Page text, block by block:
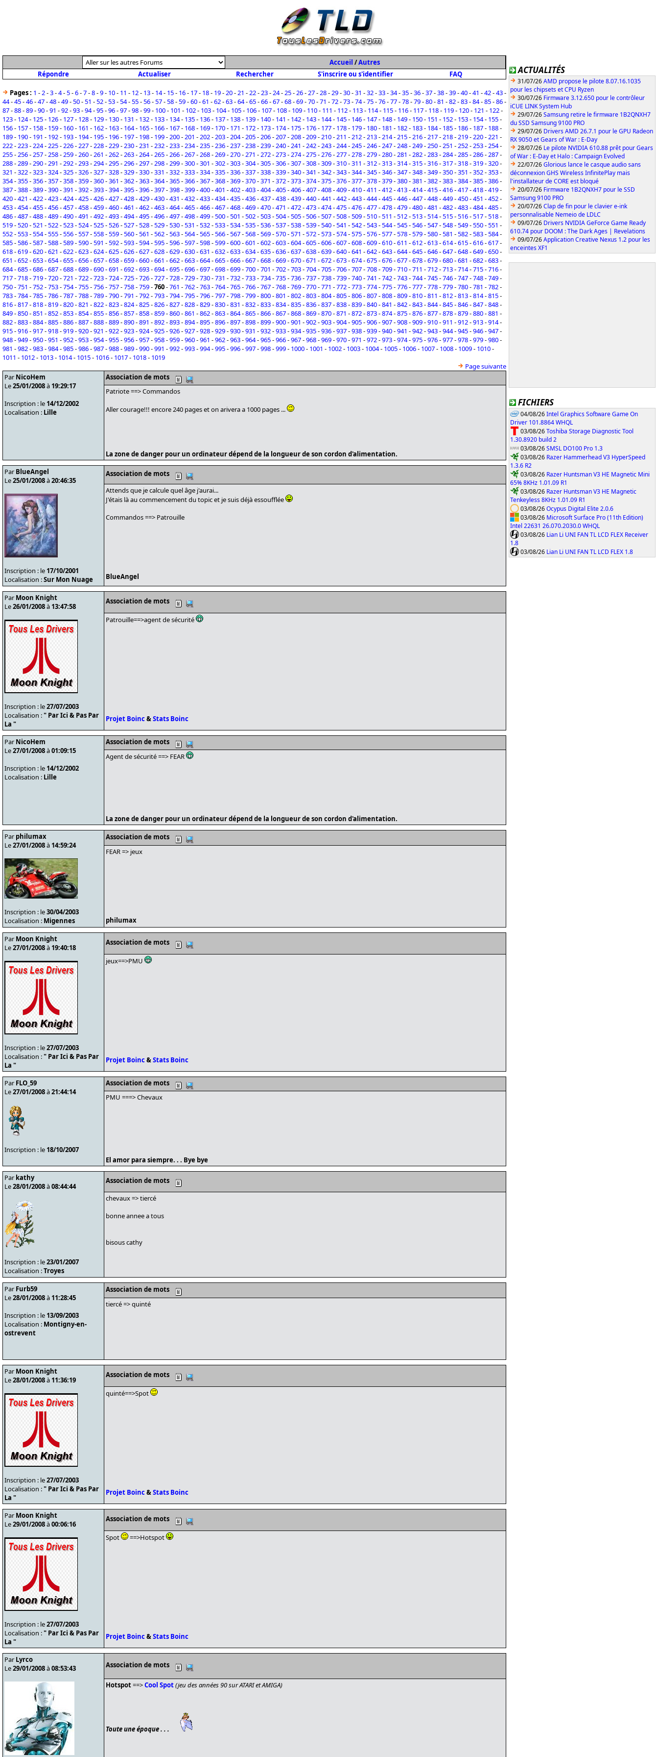
ACTUALITÉS
31/07/26AMD propose le pilote 8.07.16.1035
pour les chipsets et CPU Ryzen
30/07/26 Firmware 3.12.650 pour le contrôleur
iCUE LINK System Hub
29/07/26Samsung retire le firmware 1B2QNXH7
du SSD Samsung 9100 PRO
29/07/26 Drivers AMD 26.7.1 pour le GPU Radeon
RX 9050 et Gears of War : E-Day
28/07/26 Le pilote NVIDIA 610.88 prêt pour Gears
of War : E-Day et Halo : Campaign Evolved
22/07/26Glorious lance le casque audio sans
déconnexion GHS Wireless InfinitePlay mais
l'installateur de CORE est bloqué
20/07/26 Firmware 1B2QNXH7 pour le SSD
Samsung 9100 PRO
20/07/26Clap de fin pour le clavier e-ink
personnalisable Nemeio de LDLC
09/07/26 Drivers NVIDIA GeForce Game Ready
610.74 pour DOOM : The Dark Ages | Revelations
09/07/26Application Creative Nexus 1.2 pour les
enceintes XF1
FICHIERS
04/08/26Intel Graphics Software Game On
Driver 101.8864 WHQL
03/08/26Toshiba Storage Diagnostic Tool
1.30.8920 build 2
03/08/26SMSL DO100 Pro 1.3
03/08/26 Razer Hammerhead V3 HyperSpeed
1.3.6 R2
03/08/26 Razer Huntsman V3 HE Magnetic Mini
65% 8KHz 1.01.09 R1
03/08/26 Razer Huntsman V3 HE Magnetic
Tenkeyless 8KHz 1.01.09 R1
03/08/26Ocypus Digital Elite 2.0.6
03/08/26 Microsoft Surface Pro (11th Edition)
Intel 22631 26.070.2030.0 WHQL
03/08/26 Lian Li UNI FAN TL LCD FLEX Receiver
1.8
03/08/26 Lian Li UNI FAN TL LCD FLEX 1.8
Accueil /Autres
Répondre
Actualiser Rechercher S'inscrire ou s'identifier FAQ
Pages : 1 -2-3-4-5-6-7-8-9- 10- 11 - 12- 13- 14- 15- 16- 17- 18- 19-20-21 -22-23-24-25-26-27-28-29-30-31 -32-33-34-35-36-37-38-39-40-41 -42-43-
44-45-46-47-48-49-50-51 -52-53-54-55-56-57-58-59-60-61 -62-63-64-65-66-67-68-69-70-71 -72-73-74-75-76-77-78-79-80-81 -82-83-84-85-86-
87-88-89-90-91 -92-93-94-95-96-97-98-99- 100- 101 - 102- 103- 104- 105- 106- 107- 108- 109- 110- 111 - 112- 113- 114- 115- 116- 117- 118- 119- 120- 121 - 122-
123- 124- 125- 126- 127- 128- 129- 130- 131 - 132- 133- 134- 135- 136- 137- 138- 139- 140- 141 - 142- 143- 144- 145- 146- 147- 148- 149- 150- 151 - 152- 153- 154- 155-
156- 157- 158- 159- 160- 161 - 162- 163- 164- 165- 166- 167- 168- 169- 170- 171 - 172- 173- 174- 175- 176- 177- 178- 179- 180- 181 - 182- 183- 184- 185- 186- 187- 188-
189- 190- 191 - 192- 193- 194- 195- 196- 197- 198- 199-200-201 -202-203-204-205-206-207-208-209-210-211 -212-213-214-215-216-217-218-219-220-221 -
222-223-224-225-226-227-228-229-230-231 -232-233-234-235-236-237-238-239-240-241 -242-243-244-245-246-247-248-249-250-251 -252-253-254-
255-256-257-258-259-260-261 -262-263-264-265-266-267-268-269-270-271 -272-273-274-275-276-277-278-279-280-281 -282-283-284-285-286-287-
288-289-290-291 -292-293-294-295-296-297-298-299-300-301 -302-303-304-305-306-307-308-309-310-311 -312-313-314-315-316-317-318-319-320-
321 -322-323-324-325-326-327-328-329-330-331 -332-333-334-335-336-337-338-339-340-341 -342-343-344-345-346-347-348-349-350-351 -352-353-
354-355-356-357-358-359-360-361 -362-363-364-365-366-367-368-369-370-371 -372-373-374-375-376-377-378-379-380-381 -382-383-384-385-386-
387-388-389-390-391 -392-393-394-395-396-397-398-399-400-401 -402-403-404-405-406-407-408-409-410-411 -412-413-414-415-416-417-418-419-
420-421 -422-423-424-425-426-427-428-429-430-431 -432-433-434-435-436-437-438-439-440-441 -442-443-444-445-446-447-448-449-450-451 -452-
453-454-455-456-457-458-459-460-461 -462-463-464-465-466-467-468-469-470-471 -472-473-474-475-476-477-478-479-480-481 -482-483-484-485-
486-487-488-489-490-491 -492-493-494-495-496-497-498-499-500-501 -502-503-504-505-506-507-508-509-510-511 -512-513-514-515-516-517-518-
519-520-521 -522-523-524-525-526-527-528-529-530-531 -532-533-534-535-536-537-538-539-540-541 -542-543-544-545-546-547-548-549-550-551 -
552-553-554-555-556-557-558-559-560-561 -562-563-564-565-566-567-568-569-570-571 -572-573-574-575-576-577-578-579-580-581 -582-583-584-
585-586-587-588-589-590-591 -592-593-594-595-596-597-598-599-600-601 -602-603-604-605-606-607-608-609-610-611 -612-613-614-615-616-617-
618-619-620-621 -622-623-624-625-626-627-628-629-630-631 -632-633-634-635-636-637-638-639-640-641 -642-643-644-645-646-647-648-649-650-
651 -652-653-654-655-656-657-658-659-660-661 -662-663-664-665-666-667-668-669-670-671 -672-673-674-675-676-677-678-679-680-681 -682-683-
684-685-686-687-688-689-690-691 -692-693-694-695-696-697-698-699-700-701 -702-703-704-705-706-707-708-709-710-711 -712-713-714-715-716-
717-718-719-720-721 -722-723-724-725-726-727-728-729-730-731 -732-733-734-735-736-737-738-739-740-741 -742-743-744-745-746-747-748-749-
750-751 -752-753-754-755-756-757-758-759-760-761 -762-763-764-765-766-767-768-769-770-771 -772-773-774-775-776-777-778-779-780-781 -782-
783-784-785-786-787-788-789-790-791 -792-793-794-795-796-797-798-799-800-801 -802-803-804-805-806-807-808-809-810-811 -812-813-814-815-
816-817-818-819-820-821 -822-823-824-825-826-827-828-829-830-831 -832-833-834-835-836-837-838-839-840-841 -842-843-844-845-846-847-848-
849-850-851 -852-853-854-855-856-857-858-859-860-861 -862-863-864-865-866-867-868-869-870-871 -872-873-874-875-876-877-878-879-880-881 -
882-883-884-885-886-887-888-889-890-891 -892-893-894-895-896-897-898-899-900-901 -902-903-904-905-906-907-908-909-910-911 -912-913-914-
915-916-917-918-919-920-921 -922-923-924-925-926-927-928-929-930-931 -932-933-934-935-936-937-938-939-940-941 -942-943-944-945-946-947-
948-949-950-951 -952-953-954-955-956-957-958-959-960-961 -962-963-964-965-966-967-968-969-970-971 -972-973-974-975-976-977-978-979-980-
981 -982-983-984-985-986-987-988-989-990-991 -992-993-994-995-996-997-998-999- 1000- 1001 - 1002- 1003- 1004- 1005- 1006- 1007- 1008- 1009- 1010-
1011 - 1012- 1013- 1014- 1015- 1016- 1017- 1018- 1019
Page suivante
Par NicoHem
Le25/01/2008à 19:29:17
Inscription : le 14/12/2002
Localisation : Lille
Association de mots
Patriote ==> Commandos
Aller courage!!! encore 240 pages et on arivera a 1000 pages ...
La zone de danger pour un ordinateur dépend de la longueur de son cordon d'alimentation.
Par BlueAngel
Le25/01/2008à20:46:35
Inscription : le 17/10/2001
Localisation :Sur Mon Nuage
Association de mots
Attends que je calcule quel âge j'aurai...
J'étais là au commencement du topic et je suis déjà essoufflée
Commandos ==> Patrouille
BlueAngel
Par Moon Knight
Le26/01/2008à 13:47:58
Inscription : le27/07/2003
Localisation :" Par Ici & Pas Par
La "
Association de mots
Patrouille==>agent de sécurité
Projet Boinc&Stats Boinc
Par NicoHem
Le27/01/2008à01:09:15
Inscription : le 14/12/2002
Localisation : Lille
Association de mots
Agent de sécurité ==> FEAR
La zone de danger pour un ordinateur dépend de la longueur de son cordon d'alimentation.
Par philumax
Le27/01/2008à 14:59:24
Inscription : le30/04/2003
Localisation : Migennes
Association de mots
FEAR => jeux
philumax
Par Moon Knight
Le27/01/2008à 19:40:18
Inscription : le27/07/2003
Localisation :" Par Ici & Pas Par
La "
Association de mots
jeux==>PMU
Projet Boinc&Stats Boinc
Par FLO_59
Le27/01/2008à21:44:14
Inscription : le 18/10/2007
Association de mots
PMU ===> Chevaux
El amor para siempre. . . Bye bye
Par kathy
Le28/01/2008à08:44:44
Inscription : le23/01/2007
Localisation :Troyes
Association de mots
chevaux => tiercé
bonne annee a tous
bisous cathy
Par Furb59
Le28/01/2008à 11:28:45
Inscription : le 13/09/2003
Localisation : Montigny-en-
ostrevent
Association de mots
tiercé => quinté
Par Moon Knight
Le28/01/2008à 11:36:19
Inscription : le27/07/2003
Localisation :" Par Ici & Pas Par
La "
Association de mots
quinté==>Spot
Projet Boinc&Stats Boinc
Par Moon Knight
Le29/01/2008à00:06:16
Inscription : le27/07/2003
Localisation :" Par Ici & Pas Par
La "
Association de mots
Spot ==>Hotspot
Projet Boinc&Stats Boinc
Par Lyrco
Le29/01/2008à08:53:43 Association de mots
Hotspot==>Cool Spot(jeu des années 90 sur ATARI et AMIGA)
Toute une époque . . .